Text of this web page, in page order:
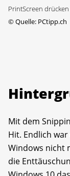
PrintScreen
©Quelle: PCtipp.ch
Mit dem
Hit. Endlich
Windows nicht
die